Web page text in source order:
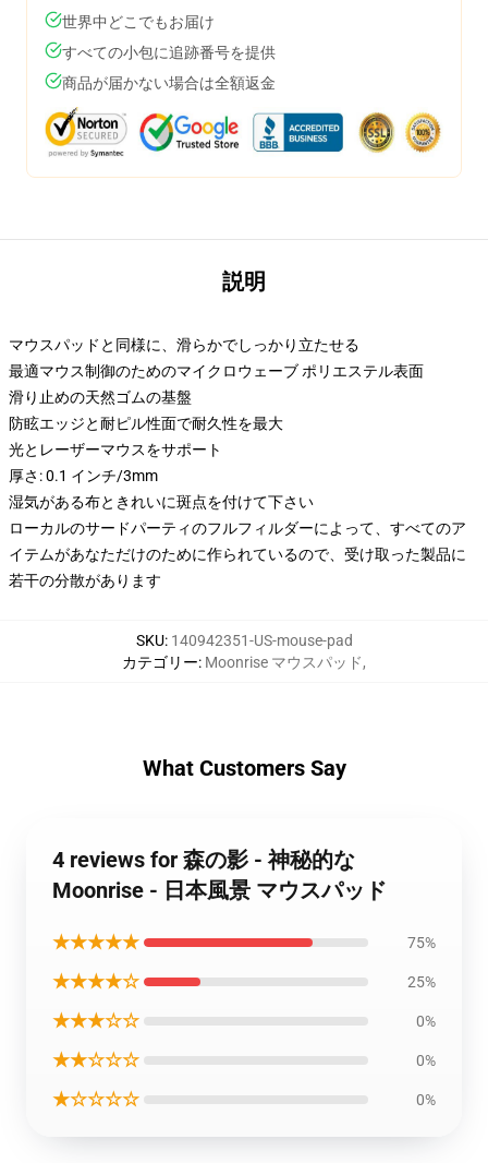
世界中どこでもお届け
すべての小包に追跡番号を提供
商品が届かない場合は全額返金
説明
マウスパッドと同様に、滑らかでしっかり立たせる
最適マウス制御のためのマイクロウェーブ ポリエステル表面
滑り止めの天然ゴムの基盤
防眩エッジと耐ピル性面で耐久性を最大
光とレーザーマウスをサポート
厚さ: 0.1 インチ/3mm
湿気がある布ときれいに斑点を付けて下さい
ローカルのサードパーティのフルフィルダーによって、すべてのア
イテムがあなただけのために作られているので、受け取った製品に
若干の分散があります
SKU: 140942351-US-mouse-pad
カテゴリー: Moonrise マウスパッド,
What Customers Say
4 reviews for 森の影 - 神秘的な
Moonrise - 日本風景 マウスパッド
★★★★★ 75%
★★★★☆ 25%
★★★☆☆ 0%
★★☆☆☆ 0%
★☆☆☆☆ 0%